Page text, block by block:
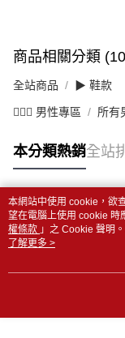
商品相關分類
全站商品 ▶ 鞋款
💁🏻‍♂️ 男性專區 所有
本分類熱銷全站
熱門標籤
本網站中使用 cookie，欲
望在電腦上使用 cookie 時
權條款 」之 Cookie 聲明
用條款之 Cookie 聲明使用
了解更多 >